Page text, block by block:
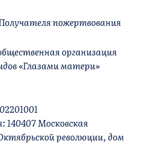
пожертвования
организация
«Глазами матери»
140407 Московская
революции, дом